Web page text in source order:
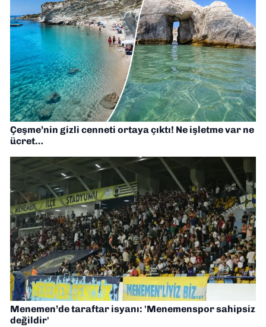
Çeşme’nin gizli cenneti ortaya çıktı! Ne işletme var ne
ücret…
Menemen’de taraftar isyanı: 'Menemenspor sahipsiz
değildir'